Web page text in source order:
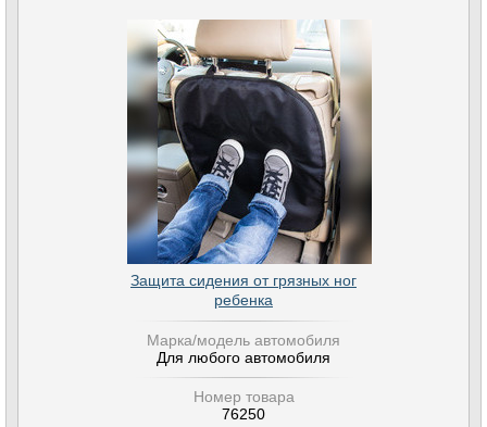
Защита сидения от грязных ног
ребенка
Марка/модель автомобиля
Для любого автомобиля
Номер товара
76250